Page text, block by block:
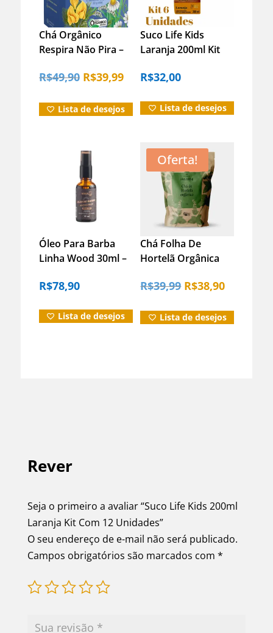
Chá Orgânico
Respira Não Pira –
22g
R$49,90 O
original
R$49,90.
R$39,99O
preço
atual
R$39,99.
Lista de desejos
Suco Life Kids
Laranja 200ml Kit
R$32,00
Lista de desejos
Óleo Para Barba
Linha Wood 30ml –
Fios
R$78,90
Lista de desejos
Oferta!
Chá Folha De
Hortelã Orgânica
Iamaní
R$39,99 O
original
R$38,90O
atual
Lista de desejos
Rever
Seja o primeiro a avaliar “Suco Life Kids 200ml
Laranja Kit Com 12 Unidades”
O seu endereço de e-mail não será publicado.
Campos obrigatórios são marcados com *